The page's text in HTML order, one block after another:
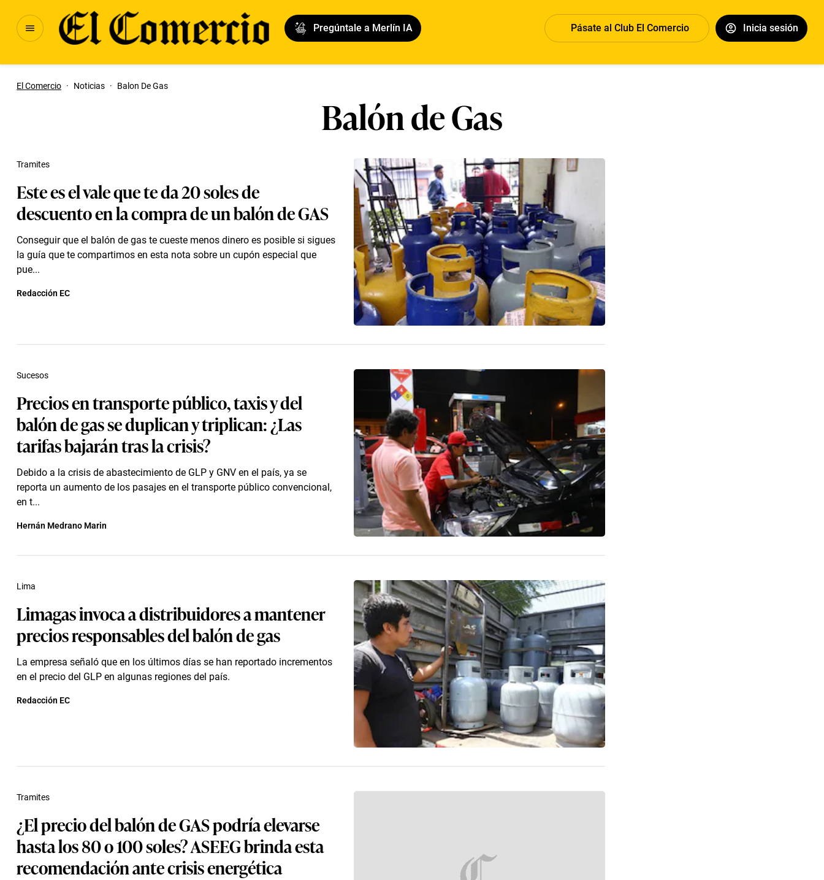
Pregúntale a Merlín IA Pásate al Club El Comercio Inicia sesión
El Comercio · Noticias · Balon De Gas
Balón de Gas
Este es el vale que te da 20 soles de
descuento en la compra de un balón de GAS
Conseguir que el balón de gas te cueste menos dinero es posible si sigues
la guía que te compartimos en esta nota sobre un cupón especial que
pue...
Tramites
Redacción EC
Precios en transporte público, taxis y del
balón de gas se duplican y triplican: ¿Las
tarifas bajarán tras la crisis?
Debido a la crisis de abastecimiento de GLP y GNV en el país, ya se
reporta un aumento de los pasajes en el transporte público convencional,
en t...
Sucesos
Hernán Medrano Marin
Limagas invoca a distribuidores a mantener
precios responsables del balón de gas
La empresa señaló que en los últimos días se han reportado incrementos
en el precio del GLP en algunas regiones del país.
Lima
Redacción EC
¿El precio del balón de GAS podría elevarse
hasta los 80 o 100 soles? ASEEG brinda esta
recomendación ante crisis energética
Tramites